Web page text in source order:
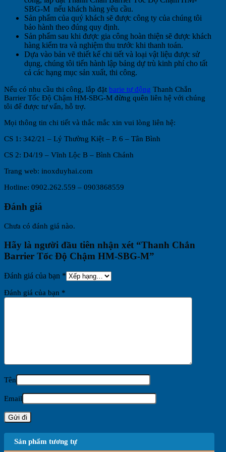
SBG-M nếu khách hàng yêu cầu.
Sản phẩm của quý khách sẽ được công ty của chúng tôi
bảo hành theo đúng quy định.
Sản phẩm sau khi được gia công hoàn thiện sẽ được khách
hàng kiểm tra và nghiệm thu trước khi thanh toán.
Dựa vào bản vẽ thiết kế chi tiết và loại vật liệu được sử
dụng, chúng tôi tiến hành lập bảng dự trù kinh phí cho tất
cả các hạng mục sản xuất, thi công.
Nếu có nhu cầu thi công, lắp đặt barie tự động Thanh Chắn
Barrier Tốc Độ Chậm HM-SBG-M đừng quên liên hệ với chúng
tôi để được tư vấn, hỗ trợ.
Mọi thông tin chi tiết và thắc mắc xin vui lòng liên hệ:
CS 1: 342/21 – Lý Thường Kiệt – P. 6 – Tân Bình
CS 2: D4/19 – Vĩnh Lộc B – Bình Chánh
Trang web: inoxduyhai.com
Hotline: 0902.262.559 – 0903868559
Đánh giá
Chưa có đánh giá nào.
Hãy là người đầu tiên nhận xét “Thanh Chắn
Barrier Tốc Độ Chậm HM-SBG-M”
Đánh giá của bạn *
Đánh giá của bạn *
Tên
Email
Sản phẩm tương tự